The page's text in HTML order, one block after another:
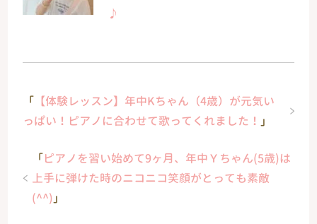
♪
「 【体験レッスン】年中Kちゃん（4歳）が元気い
っぱい！ピアノに合わせて歌ってくれました！ 」
「ピアノを習い始めて9ヶ月、年中Ｙちゃん(5歳)は
上手に弾けた時のニコニコ笑顔がとっても素敵
(^^) 」